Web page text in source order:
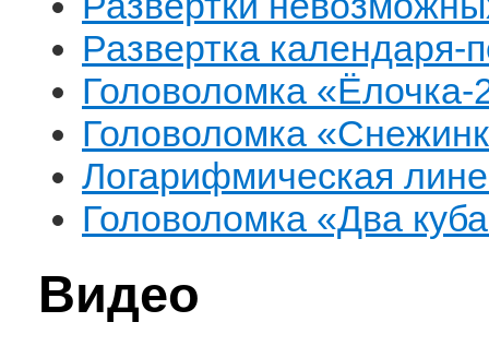
Развертка календаря-
Головоломка «Ёлочка-
Головоломка
Логарифмическая
Головоломка «Два
Видео